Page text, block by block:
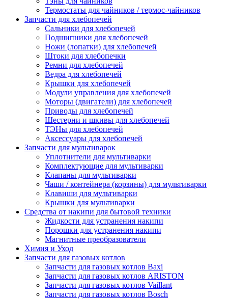
Термостаты для чайников / термос-чайников
Запчасти для хлебопечей
Сальники для хлебопечей
Подшипники для хлебопечей
Ножи (лопатки) для хлебопечей
Штоки для хлебопечки
Ремни для хлебопечей
Ведра для хлебопечей
Крышки для хлебопечей
Модули управления для хлебопечей
Моторы (двигатели) для хлебопечей
Приводы для хлебопечей
Шестерни и шкивы для хлебопечей
ТЭНы для хлебопечей
Аксессуары для хлебопечей
Запчасти для мультиварок
Уплотнители для мультиварки
Комплектующие для мультиварки
Клапаны для мультиварки
Чаши / контейнера (корзины) для мультиварки
Клавиши для мультиварки
Крышки для мультиварки
Средства от накипи для бытовой техники
Жидкости для устранения накипи
Порошки для устранения накипи
Магнитные преобразователи
Химия и Уход
Запчасти для газовых котлов
Запчасти для газовых котлов Baxi
Запчасти для газовых котлов ARISTON
Запчасти для газовых котлов Vaillant
Запчасти для газовых котлов Bosch